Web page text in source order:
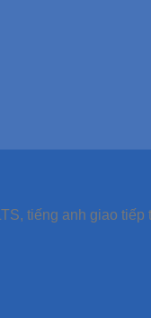
tiếng anh giao